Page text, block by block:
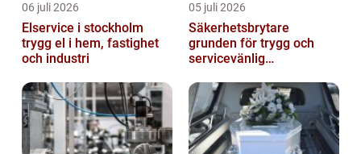
06 juli 2026
Elservice i stockholm
trygg el i hem, fastighet
och industri
05 juli 2026
Säkerhetsbrytare
grunden för trygg och
servicevänlig